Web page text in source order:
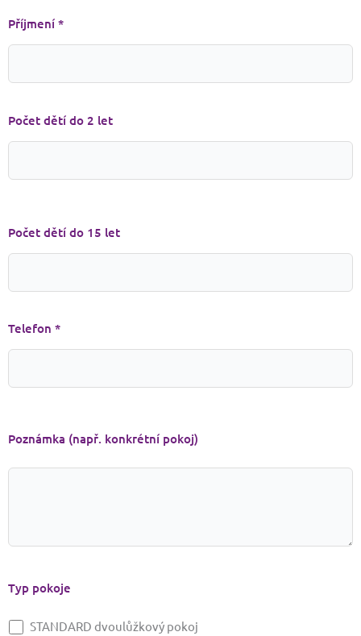
Příjmení *
Počet dětí do 2 let
Počet dětí do 15 let
Telefon *
Poznámka (např. konkrétní pokoj)
Typ pokoje
STANDARD dvoulůžkový pokoj